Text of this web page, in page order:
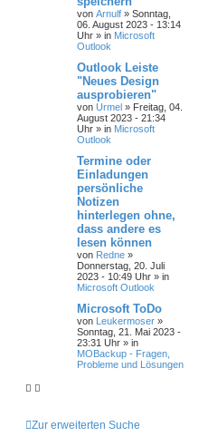
von Arnulf » Sonntag,
06. August 2023 - 13:14
Uhr » in Microsoft
Outlook
Outlook Leiste
"Neues Design
ausprobieren"
von Urmel » Freitag, 04.
August 2023 - 21:34
Uhr » in Microsoft
Outlook
Termine oder
Einladungen
persönliche
Notizen
hinterlegen ohne,
dass andere es
lesen können
von Redne »
Donnerstag, 20. Juli
2023 - 10:49 Uhr » in
Microsoft Outlook
Microsoft ToDo
von Leukermoser »
Sonntag, 21. Mai 2023 -
23:31 Uhr » in
MOBackup - Fragen,
Probleme und Lösungen
Zur erweiterten Suche